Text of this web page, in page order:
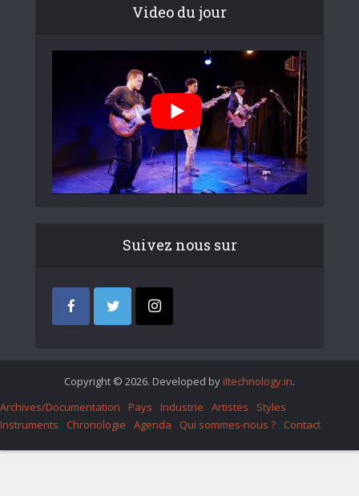
Video du jour
Suivez nous sur
Copyright © 2026. Developed by iItechnology.in.
Archives/Documentation
Pays Industrie Artistes
Styles
Instruments
Chronologie Agenda Qui sommes-nous ? Contact